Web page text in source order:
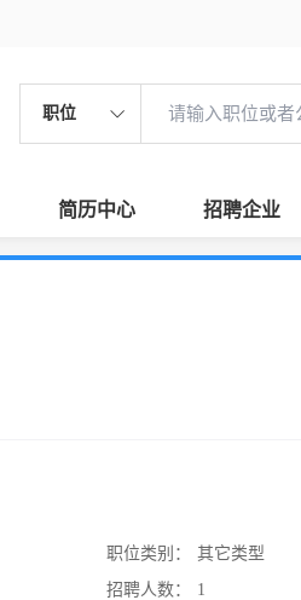
职位
简历中心 招聘企业
职位类别：
其它类型
招聘人数：
1